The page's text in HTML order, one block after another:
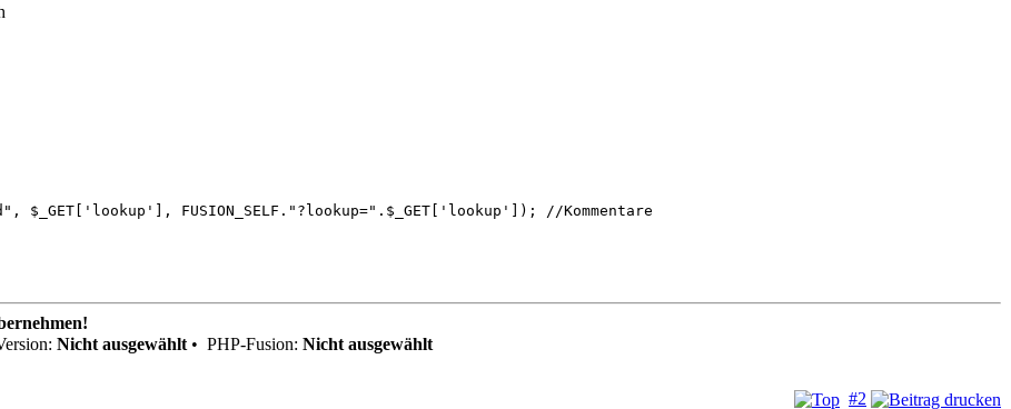
$_GET['lookup'], FUSION_SELF."?lookup=".$_GET['lookup']); //Kommentare
Nicht ausgewählt • PHP-Fusion: Nicht ausgewählt
#2